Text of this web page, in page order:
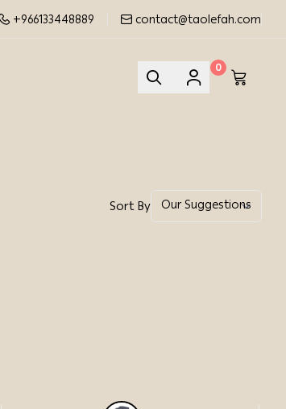
+966133448889 contact@taolefah.com
0
Sort By